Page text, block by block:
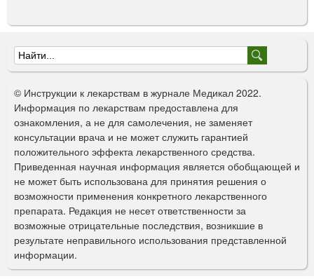
Ф
о
р
м
а
п
о
и
с
к
© Инструкции к лекарствам в журнале Медикал 2022.
Информация по лекарствам предоставлена для
ознакомления, а не для самолечения, не заменяет
консультации врача и не может служить гарантией
положительного эффекта лекарственного средства.
Приведенная научная информация является обобщающей и
не может быть использована для принятия решения о
возможности применения конкретного лекарственного
препарата. Редакция не несет ответственности за
возможные отрицательные последствия, возникшие в
результате неправильного использования представленной
информации.